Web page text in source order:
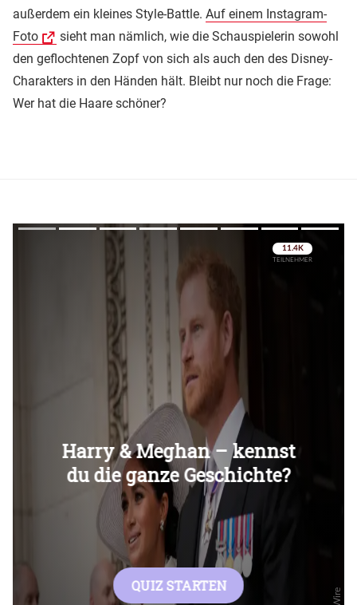
außerdem ein kleines Style-Battle. Auf einem Instagram-
Foto
sieht man nämlich, wie die Schauspielerin sowohl
den geflochtenen Zopf von sich als auch den des Disney-
Charakters in den Händen hält. Bleibt nur noch die Frage:
Wer hat die Haare schöner?
Überspringen